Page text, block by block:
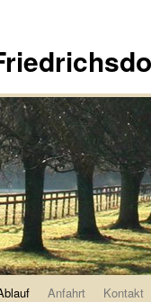
Anfahrt Kontakt